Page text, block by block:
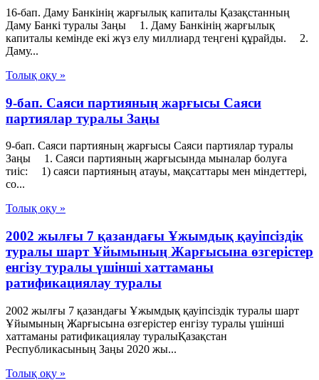
16-бап. Даму Банкiнiң жарғылық капиталы Қазақстанның
Даму Банкі туралы Заңы 1. Даму Банкінің жарғылық
капиталы кемінде екі жүз елу миллиард теңгені құрайды. 2.
Даму...
Толық оқу »
9-бап. Саяси партияның жарғысы Саяси
партиялар туралы Заңы
9-бап. Саяси партияның жарғысы Саяси партиялар туралы
Заңы 1. Саяси партияның жарғысында мыналар болуға
тиiс: 1) саяси партияның атауы, мақсаттары мен мiндеттерi,
со...
Толық оқу »
2002 жылғы 7 қазандағы Ұжымдық қауіпсіздік
туралы шарт Ұйымының Жарғысына өзгерістер
енгізу туралы үшінші хаттаманы
ратификациялау туралы
2002 жылғы 7 қазандағы Ұжымдық қауіпсіздік туралы шарт
Ұйымының Жарғысына өзгерістер енгізу туралы үшінші
хаттаманы ратификациялау туралыҚазақстан
Республикасының Заңы 2020 жы...
Толық оқу »